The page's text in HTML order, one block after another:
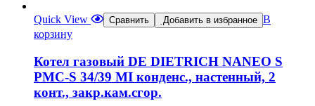
Quick View Сравнить Добавить в избранное В
корзину
Котел газовый DE DIETRICH NANEO S
PMC-S 34/39 MI конденс., настенный, 2
конт., закр.кам.сгор.